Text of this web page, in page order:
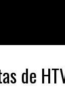
de